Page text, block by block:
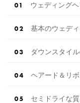
ウェディング
基本のウェデ
ダウンスタイ
ヘアード＆リ
セミドライな